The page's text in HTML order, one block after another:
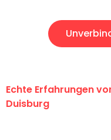
Echte Erfahrungen
Duisburg